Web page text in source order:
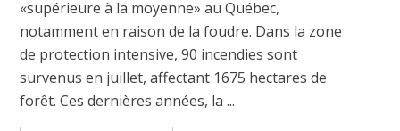
«supérieure à la moyenne» au Québec,
notamment en raison de la foudre. Dans la zone
de protection intensive, 90 incendies sont
survenus en juillet, affectant 1675 hectares de
forêt. Ces dernières années, la ...